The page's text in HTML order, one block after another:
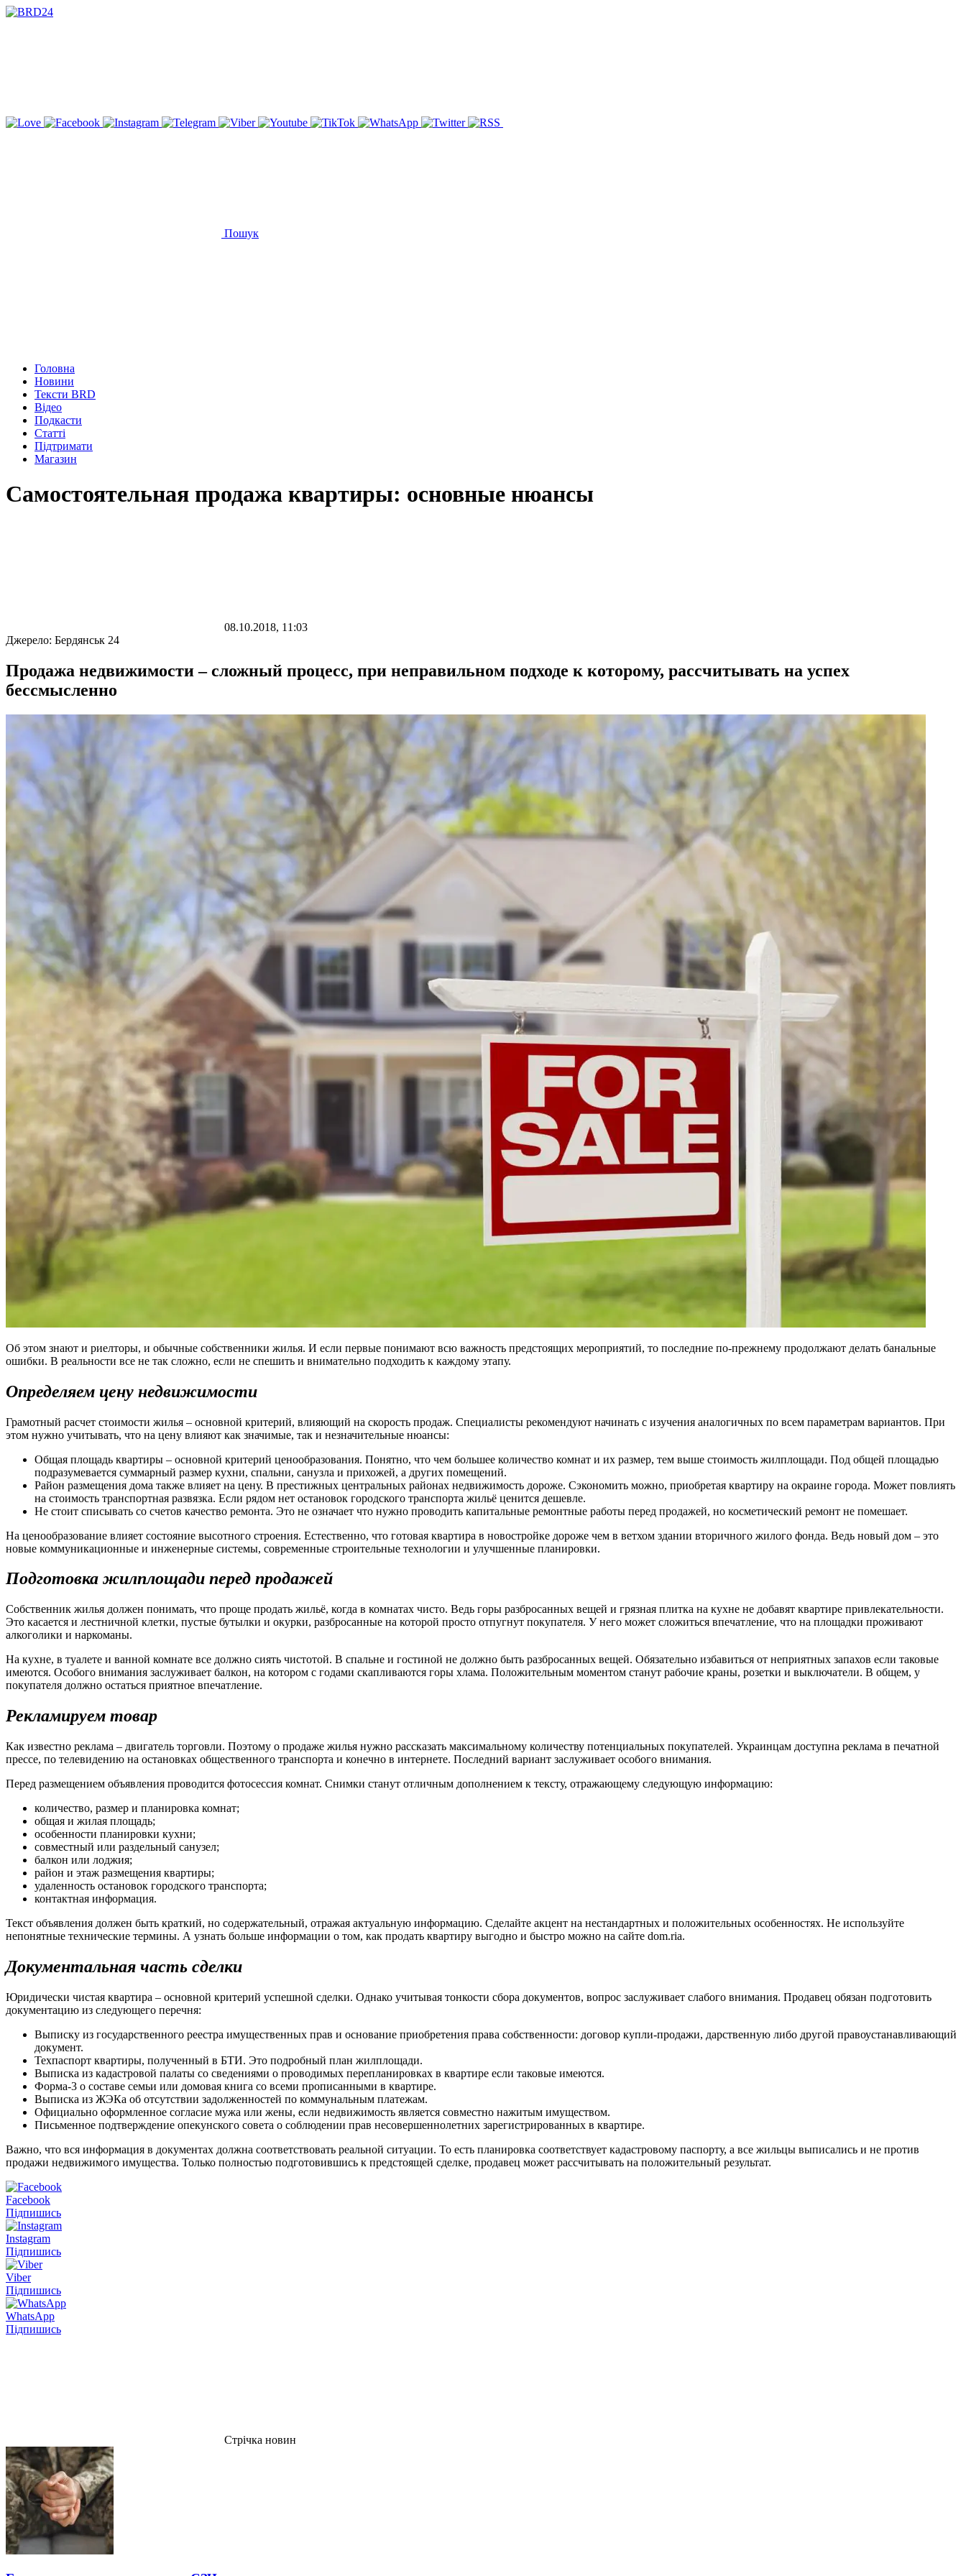
Пошук
Головна
Новини
Тексти BRD
Відео
Подкасти
Статті
Підтримати
Магазин
Самостоятельная продажа квартиры: основные нюансы
08.10.2018, 11:03
Джерело: Бердянськ 24
Продажа недвижимости – сложный процесс, при неправильном подходе к которому, рассчитывать на успех
бессмысленно
Об этом знают и риелторы, и обычные собственники жилья. И если первые понимают всю важность предстоящих мероприятий, то последние по-прежнему продолжают делать банальные
ошибки. В реальности все не так сложно, если не спешить и внимательно подходить к каждому этапу.
Определяем цену недвижимости
Грамотный расчет стоимости жилья – основной критерий, влияющий на скорость продаж. Специалисты рекомендуют начинать с изучения аналогичных по всем параметрам вариантов. При
этом нужно учитывать, что на цену влияют как значимые, так и незначительные нюансы:
Общая площадь квартиры – основной критерий ценообразования. Понятно, что чем большее количество комнат и их размер, тем выше стоимость жилплощади. Под общей площадью
подразумевается суммарный размер кухни, спальни, санузла и прихожей, а других помещений.
Район размещения дома также влияет на цену. В престижных центральных районах недвижимость дороже. Сэкономить можно, приобретая квартиру на окраине города. Может повлиять
на стоимость транспортная развязка. Если рядом нет остановок городского транспорта жильё ценится дешевле.
Не стоит списывать со счетов качество ремонта. Это не означает что нужно проводить капитальные ремонтные работы перед продажей, но косметический ремонт не помешает.
На ценообразование влияет состояние высотного строения. Естественно, что готовая квартира в новостройке дороже чем в ветхом здании вторичного жилого фонда. Ведь новый дом – это
новые коммуникационные и инженерные системы, современные строительные технологии и улучшенные планировки.
Подготовка жилплощади перед продажей
Собственник жилья должен понимать, что проще продать жильё, когда в комнатах чисто. Ведь горы разбросанных вещей и грязная плитка на кухне не добавят квартире привлекательности.
Это касается и лестничной клетки, пустые бутылки и окурки, разбросанные на которой просто отпугнут покупателя. У него может сложиться впечатление, что на площадки проживают
алкоголики и наркоманы.
На кухне, в туалете и ванной комнате все должно сиять чистотой. В спальне и гостиной не должно быть разбросанных вещей. Обязательно избавиться от неприятных запахов если таковые
имеются. Особого внимания заслуживает балкон, на котором с годами скапливаются горы хлама. Положительным моментом станут рабочие краны, розетки и выключатели. В общем, у
покупателя должно остаться приятное впечатление.
Рекламируем товар
Как известно реклама – двигатель торговли. Поэтому о продаже жилья нужно рассказать максимальному количеству потенциальных покупателей. Украинцам доступна реклама в печатной
прессе, по телевидению на остановках общественного транспорта и конечно в интернете. Последний вариант заслуживает особого внимания.
Перед размещением объявления проводится фотосессия комнат. Снимки станут отличным дополнением к тексту, отражающему следующую информацию:
количество, размер и планировка комнат;
общая и жилая площадь;
особенности планировки кухни;
совместный или раздельный санузел;
балкон или лоджия;
район и этаж размещения квартиры;
удаленность остановок городского транспорта;
контактная информация.
Текст объявления должен быть краткий, но содержательный, отражая актуальную информацию. Сделайте акцент на нестандартных и положительных особенностях. Не используйте
непонятные технические термины. А узнать больше информации о том, как продать квартиру выгодно и быстро можно на сайте dom.ria.
Документальная часть сделки
Юридически чистая квартира – основной критерий успешной сделки. Однако учитывая тонкости сбора документов, вопрос заслуживает слабого внимания. Продавец обязан подготовить
документацию из следующего перечня:
Выписку из государственного реестра имущественных прав и основание приобретения права собственности: договор купли-продажи, дарственную либо другой правоустанавливающий
документ.
Техпаспорт квартиры, полученный в БТИ. Это подробный план жилплощади.
Выписка из кадастровой палаты со сведениями о проводимых перепланировках в квартире если таковые имеются.
Форма-3 о составе семьи или домовая книга со всеми прописанными в квартире.
Выписка из ЖЭКа об отсутствии задолженностей по коммунальным платежам.
Официально оформленное согласие мужа или жены, если недвижимость является совместно нажитым имуществом.
Письменное подтверждение опекунского совета о соблюдении прав несовершеннолетних зарегистрированных в квартире.
Важно, что вся информация в документах должна соответствовать реальной ситуации. То есть планировка соответствует кадастровому паспорту, а все жильцы выписались и не против
продажи недвижимого имущества. Только полностью подготовившись к предстоящей сделке, продавец может рассчитывать на положительный результат.
Facebook
Підпишись
Instagram
Підпишись
Viber
Підпишись
WhatsApp
Підпишись
Стрічка новин